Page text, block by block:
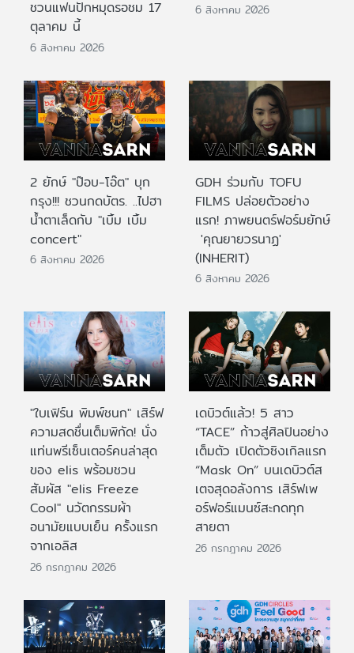
ชวนแฟนปักหมุดรอชม 17
ตุลาคม นี้
6 สิงหาคม 2026
6 สิงหาคม 2026
2 ยักษ์ "ป๊อบ-โอ๊ต" บุก
กรุง!!! ชวนกดบัตร. ..ไปฮา
น้ำตาเล็ดกับ "เบิ้ม เบิ้ม
concert"
6 สิงหาคม 2026
GDH ร่วมกับ TOFU
FILMS ปล่อยตัวอย่าง
แรก! ภาพยนตร์ฟอร์มยักษ์
'คุณยายวรนาฏ'
(INHERIT)
6 สิงหาคม 2026
"ใบเฟิร์น พิมพ์ชนก" เสิร์ฟ
ความสดชื่นเต็มพิกัด! นั่ง
แท่นพรีเซ็นเตอร์คนล่าสุด
ของ elis พร้อมชวน
สัมผัส "elis Freeze
Cool" นวัตกรรมผ้า
อนามัยแบบเย็น ครั้งแรก
จากเอลิส
26 กรกฎาคม 2026
เดบิวต์แล้ว! 5 สาว
“TACE” ก้าวสู่ศิลปินอย่าง
เต็มตัว เปิดตัวซิงเกิลแรก
“Mask On” บนเดบิวต์ส
เตจสุดอลังการ เสิร์ฟเพ
อร์ฟอร์แมนซ์สะกดทุก
สายตา
26 กรกฎาคม 2026